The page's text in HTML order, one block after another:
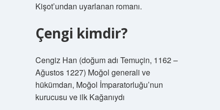
Kişot’undan uyarlanan romanı.
Çengi kimdir?
Cengiz Han (doğum adı Temuçin, 1162 –
Ağustos 1227) Moğol generali ve
hükümdarı, Moğol İmparatorluğu’nun
kurucusu ve ilk Kağanıydı